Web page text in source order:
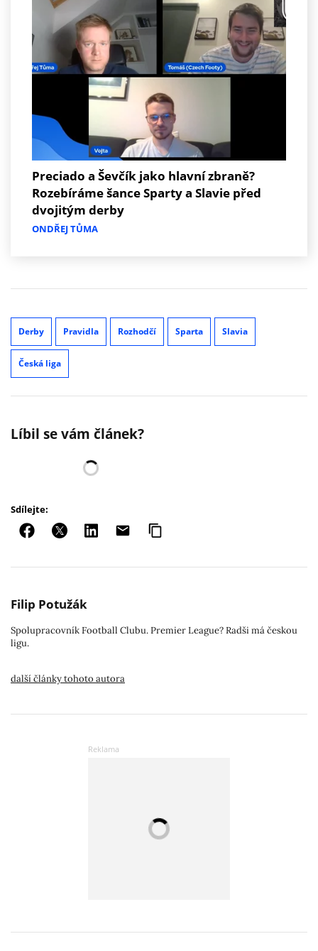
Preciado a Ševčík jako hlavní zbraně?
Rozebíráme šance Sparty a Slavie před
dvojitým derby
ONDŘEJ TŮMA
Derby Pravidla Rozhodčí Sparta Slavia
Česká liga
Líbil se vám článek?
Sdílejte:
Filip Potužák
Spolupracovník Football Clubu. Premier League? Radši má českou
ligu.
další články tohoto autora